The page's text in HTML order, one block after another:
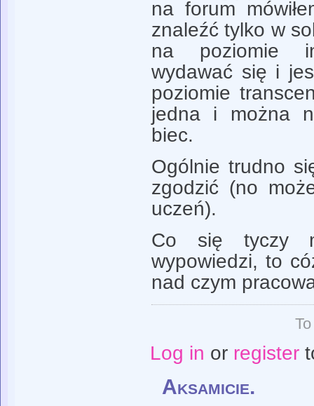
na forum
znaleźć tylko w
na poziomie
wydawać się i
poziomie
jedna i można
biec.
Ogólnie trudno
zgodzić (no
uczeń).
Co się tyczy
wypowiedzi, to
nad czym
Log in or register
Aksamicie.